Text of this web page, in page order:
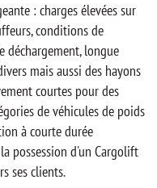
: charges élevées sur
conditions de
déchargement, longue
mais aussi des hayons
courtes pour des
de véhicules de poids
à courte durée
possession d'un Cargolift
ses clients.